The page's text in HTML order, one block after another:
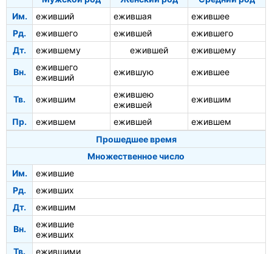
Им.
еживший ежившая
ежившее
Рд.
ежившего ежившей
ежившего
Дт.
ежившему ежившей ежившему
Вн.
ежившего
еживший
ежившую ежившее
Тв. ежившим
ежившею
ежившей
ежившим
Пр. ежившем ежившей
ежившем
Прошедшее время
Множественное число
Им.
ежившие
Рд.
еживших
Дт.
ежившим
Вн.
ежившие
еживших
Тв.
ежившими